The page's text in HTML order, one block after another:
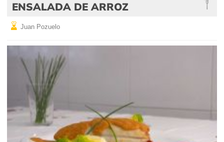
ENSALADA DE ARROZ
Juan Pozuelo